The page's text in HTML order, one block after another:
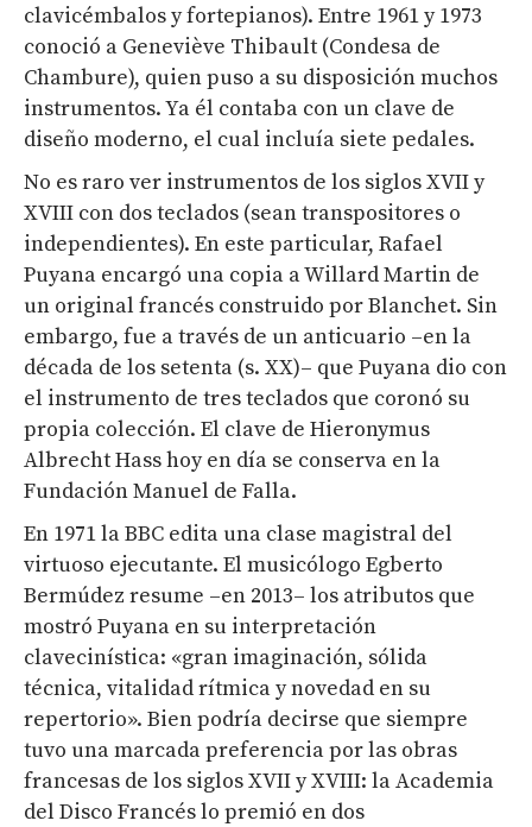
clavicémbalos y fortepianos). Entre 1961 y 1973
conoció a Geneviève Thibault (Condesa de
Chambure), quien puso a su disposición muchos
instrumentos. Ya él contaba con un clave de
diseño moderno, el cual incluía siete pedales.
No es raro ver instrumentos de los siglos XVII y
XVIII con dos teclados (sean transpositores o
independientes). En este particular, Rafael
Puyana encargó una copia a Willard Martin de
un original francés construido por Blanchet. Sin
embargo, fue a través de un anticuario –en la
década de los setenta (s. XX)– que Puyana dio con
el instrumento de tres teclados que coronó su
propia colección. El clave de Hieronymus
Albrecht Hass hoy en día se conserva en la
Fundación Manuel de Falla.
En 1971 la BBC edita una clase magistral del
virtuoso ejecutante. El musicólogo Egberto
Bermúdez resume –en 2013– los atributos que
mostró Puyana en su interpretación
clavecinística: «gran imaginación, sólida
técnica, vitalidad rítmica y novedad en su
repertorio». Bien podría decirse que siempre
tuvo una marcada preferencia por las obras
francesas de los siglos XVII y XVIII: la Academia
del Disco Francés lo premió en dos